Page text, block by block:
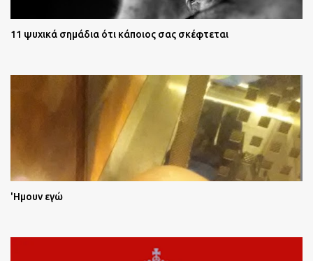
11 ψυχικά σημάδια ότι κάποιος σας σκέφτεται
'Ημουν εγώ